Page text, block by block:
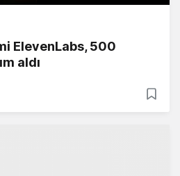
ElevenLabs, 500
aldı